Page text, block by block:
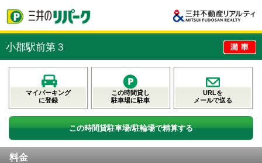
小郡駅前第３
マイパーキング
に登録
この時間貸し
駐車場に駐車
URLを
メールで送る
この時間貸駐車場/駐輪場で精算する
料金